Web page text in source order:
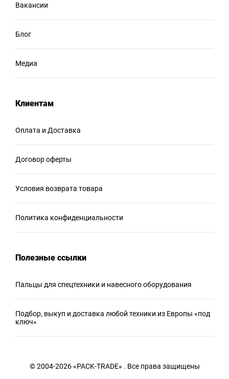
Вакансии
Блог
Медиа
Клиентам
Оплата и Доставка
Договор оферты
Условия возврата товара
Политика конфиденциальности
Полезные ссылки
Пальцы для спецтехники и навесного оборудования
Подбор, выкуп и доставка любой техники из Европы «под
ключ»
© 2004-2026 «PACK-TRADE» . Все права защищены